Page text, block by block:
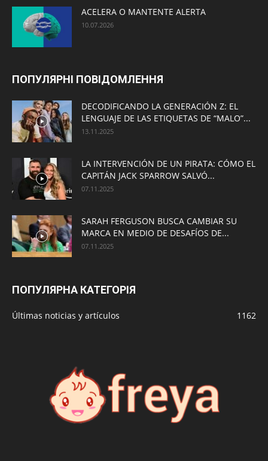
ACELERA O MANTENTE ALERTA
10.07.2026
ПОПУЛЯРНІ ПОВІДОМЛЕННЯ
DECODIFICANDO LA GENERACIÓN Z: EL
LENGUAJE DE LAS ETIQUETAS DE “MALO”...
13.11.2025
LA INTERVENCIÓN DE UN PIRATA: CÓMO EL
CAPITÁN JACK SPARROW SALVÓ...
07.11.2025
SARAH FERGUSON BUSCA CAMBIAR SU
MARCA EN MEDIO DE DESAFÍOS DE...
07.11.2025
ПОПУЛЯРНА КАТЕГОРІЯ
Últimas noticias y artículos 1162